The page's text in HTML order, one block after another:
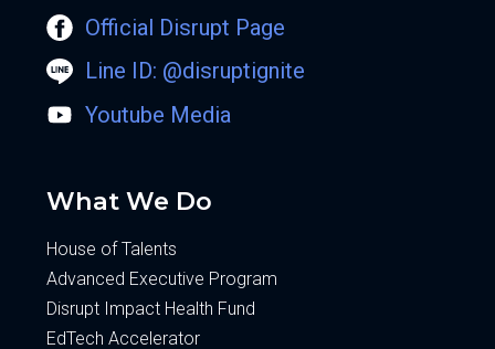
Official Disrupt Page
Line ID: @disruptignite
Youtube Media
What We Do
House of Talents
Advanced Executive Program
Disrupt Impact Health Fund
EdTech Accelerator